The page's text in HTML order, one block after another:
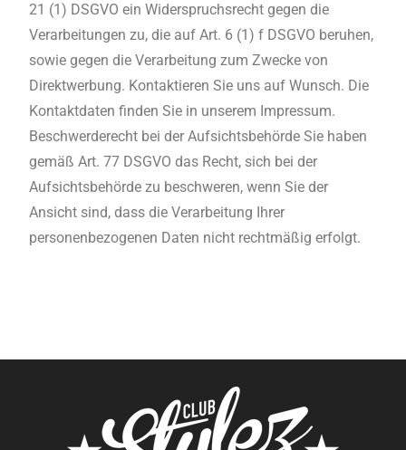
21 (1) DSGVO ein Widerspruchsrecht gegen die
Verarbeitungen zu, die auf Art. 6 (1) f DSGVO beruhen,
sowie gegen die Verarbeitung zum Zwecke von
Direktwerbung. Kontaktieren Sie uns auf Wunsch. Die
Kontaktdaten finden Sie in unserem Impressum.
Beschwerderecht bei der Aufsichtsbehörde Sie haben
gemäß Art. 77 DSGVO das Recht, sich bei der
Aufsichtsbehörde zu beschweren, wenn Sie der
Ansicht sind, dass die Verarbeitung Ihrer
personenbezogenen Daten nicht rechtmäßig erfolgt.